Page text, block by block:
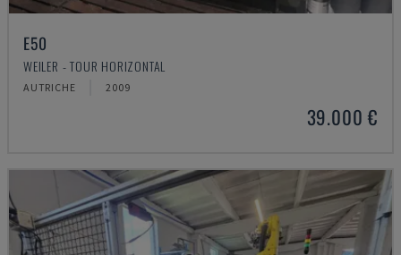
E50
WEILER - TOUR HORIZONTAL
AUTRICHE 2009
39.000 €